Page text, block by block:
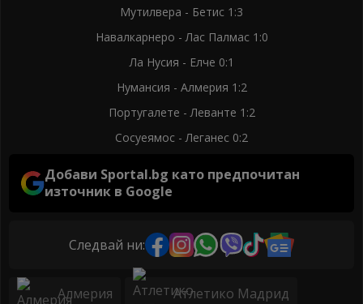
Мутилвера - Бетис 1:3
Навалкарнеро - Лас Палмас 1:0
Ла Нусия - Елче 0:1
Нумансия - Алмерия 1:2
Португалете - Леванте 1:2
Сосуеямос - Леганес 0:2
Добави Sportal.bg като предпочитан
източник в Google
Следвай ни:
Алмерия Атлетико Мадрид